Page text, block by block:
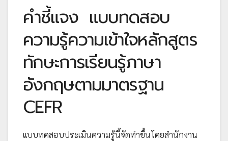
คำชี้แจง แบบทดสอบ
ความรู้ความเข้าใจหลักสูตร
ทักษะการเรียนรู้ภาษา
อังกฤษตามมาตรฐาน
CEFR
แบบทดสอบประเมินความรู้นี้จัดทำขึ้นโดยสำนักงาน